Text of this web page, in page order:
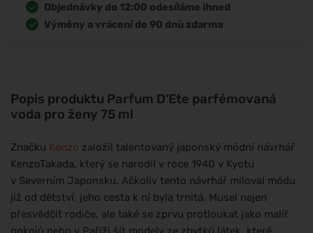
Popis produktu Parfum D'Ete parfémovaná
voda pro ženy 75 ml
Značku Kenzo založil talentovaný japonský módní návrhář
KenzoTakada, který se narodil v roce 1940 v Kyotu
v Severním Japonsku. Ačkoliv tento návrhář miloval módu
již od dětství, jeho cesta k ní byla trnitá. Musel nejen
přesvědčit rodiče, ale také se zprvu protloukat jako malíř
Objednávky do 12:00 odesíláme ihned
Výměny a vrácení do 90 dnů zdarma